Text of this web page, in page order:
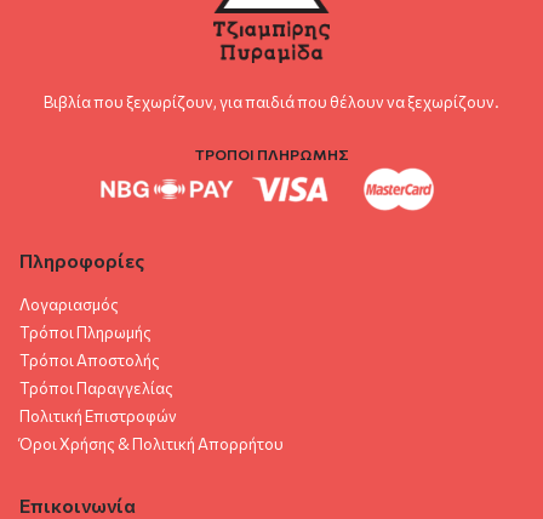
Βιβλία που ξεχωρίζουν, για παιδιά που θέλουν να ξεχωρίζουν.
ΤΡΟΠΟΙ ΠΛΗΡΩΜΗΣ
Πληροφορίες
Λογαριασμός
Τρόποι Πληρωμής
Τρόποι Αποστολής
Τρόποι Παραγγελίας
Πολιτική Επιστροφών
Όροι Χρήσης & Πολιτική Aπορρήτου
Επικοινωνία